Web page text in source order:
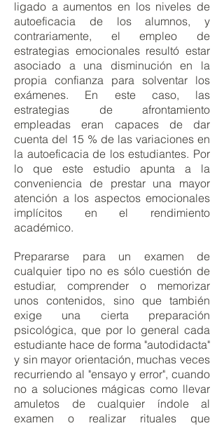
ligado a aumentos en los niveles de
autoeficacia de los alumnos, y
contrariamente, el empleo de
estrategias emocionales resultó estar
asociado a una disminución en la
propia confianza para solventar los
exámenes. En este caso, las
estrategias de afrontamiento
empleadas eran capaces de dar
cuenta del 15 % de las variaciones en
la autoeficacia de los estudiantes. Por
lo que este estudio apunta a la
conveniencia de prestar una mayor
atención a los aspectos emocionales
implícitos en el rendimiento
académico.
Prepararse para un examen de
cualquier tipo no es sólo cuestión de
estudiar, comprender o memorizar
unos contenidos, sino que también
exige una cierta preparación
psicológica, que por lo general cada
estudiante hace de forma "autodidacta"
y sin mayor orientación, muchas veces
recurriendo al "ensayo y error", cuando
no a soluciones mágicas como llevar
amuletos de cualquier índole al
examen o realizar rituales que